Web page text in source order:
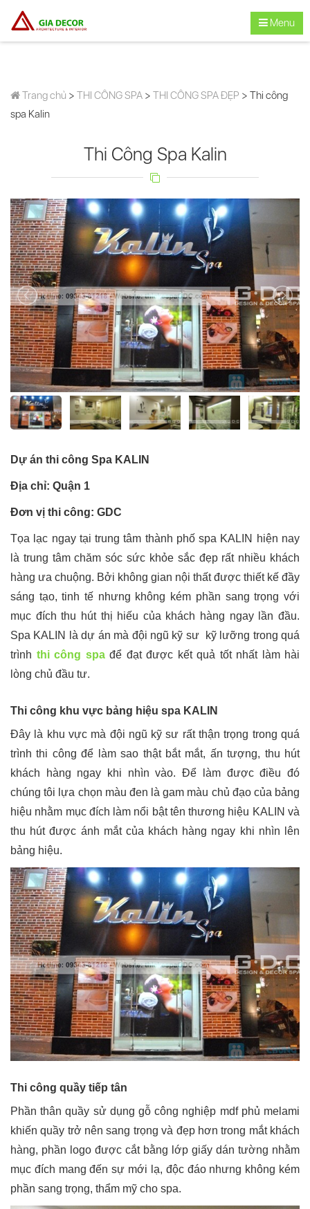
Menu
Trang chủ > THI CÔNG SPA > THI CÔNG SPA ĐẸP > Thi công
spa Kalin
Thi Công Spa Kalin
Dự án thi công Spa KALIN
Địa chỉ: Quận 1
Đơn vị thi công: GDC
Tọa lạc ngay tại trung tâm thành phố spa KALIN hiện nay
là trung tâm chăm sóc sức khỏe sắc đẹp rất nhiều khách
hàng ưa chuộng. Bởi không gian nội thất được thiết kế đầy
sáng tạo, tinh tế nhưng không kém phần sang trọng với
mục đích thu hút thị hiếu của khách hàng ngay lần đầu.
Spa KALIN là dự án mà đội ngũ kỹ sư kỹ lưỡng trong quá
trình thi công spađể đạt được kết quả tốt nhất làm hài
lòng chủ đầu tư.
Thi công khu vực bảng hiệu spa KALIN
Đây là khu vực mà đội ngũ kỹ sư rất thận trọng trong quá
trình thi công để làm sao thật bắt mắt, ấn tượng, thu hút
khách hàng ngay khi nhìn vào. Để làm được điều đó
chúng tôi lựa chọn màu đen là gam màu chủ đạo của bảng
hiệu nhằm mục đích làm nổi bật tên thương hiệu KALIN và
thu hút được ánh mắt của khách hàng ngay khi nhìn lên
bảng hiệu.
Thi công quầy tiếp tân
Phần thân quầy sử dụng gỗ công nghiệp mdf phủ melami
khiến quầy trở nên sang trọng và đẹp hơn trong mắt khách
hàng, phần logo được cắt bằng lớp giấy dán tường nhằm
mục đích mang đến sự mới lạ, độc đáo nhưng không kém
phần sang trọng, thẩm mỹ cho spa.